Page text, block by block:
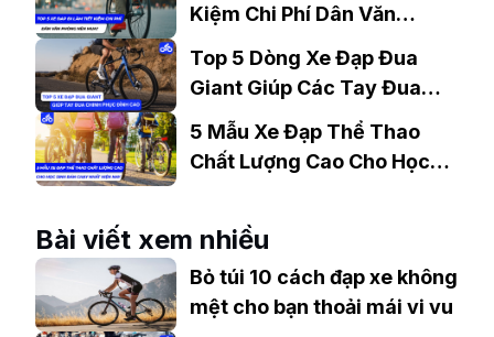
Kiệm Chi Phí Dân Văn
Top 5 Dòng Xe Đạp Đua
Giant Giúp Các Tay Đua
Chinh Phục Đỉnh Cao
5 Mẫu Xe Đạp Thể Thao
Chất Lượng Cao Cho Học
Bài viết xem nhiều
Bỏ túi 10 cách đạp xe không
mệt cho bạn thoải mái vi vu